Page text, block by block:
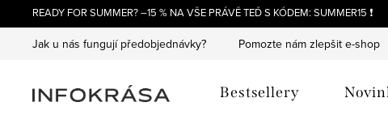
na
obsah
READY FOR SUMMER? –15 % NA VŠE PRÁVĚ TEĎ S KÓDEM: SUMMER15 ❗
Jak u nás fungují předobjednávky? Pomozte nám zlepšit e-shop
Bestsellery